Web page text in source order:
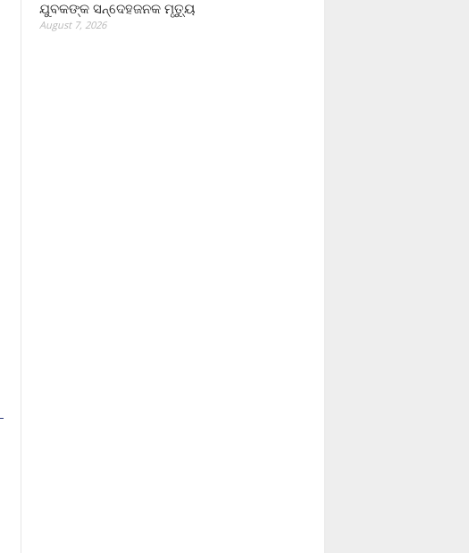
ଯୁବକଙ୍କ ସନ୍ଦେହଜନକ ମୃତ୍ୟୁ
August 7, 2026